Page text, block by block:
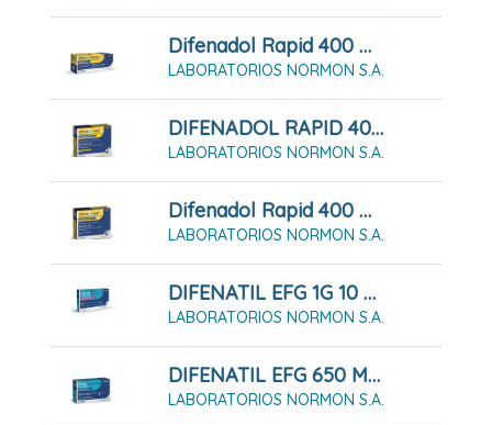
Difenadol Rapid 400 Mg 20 Comprimidos Recubiertos Con Película
LABORATORIOS NORMON S.A.
DIFENADOL RAPID 400 Mg Granulado Para Solución Oral 12 Sobres
LABORATORIOS NORMON S.A.
Difenadol Rapid 400 Mg Granulado Para Solución Oral 20 Sobres
LABORATORIOS NORMON S.A.
DIFENATIL EFG 1G 10 Comprimidos
LABORATORIOS NORMON S.A.
DIFENATIL EFG 650 MG 20 Comprimidos
LABORATORIOS NORMON S.A.